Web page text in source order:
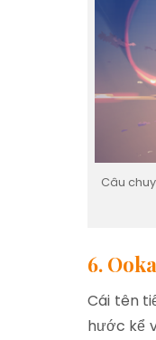
Câu
6.
Cái tên
hước kể